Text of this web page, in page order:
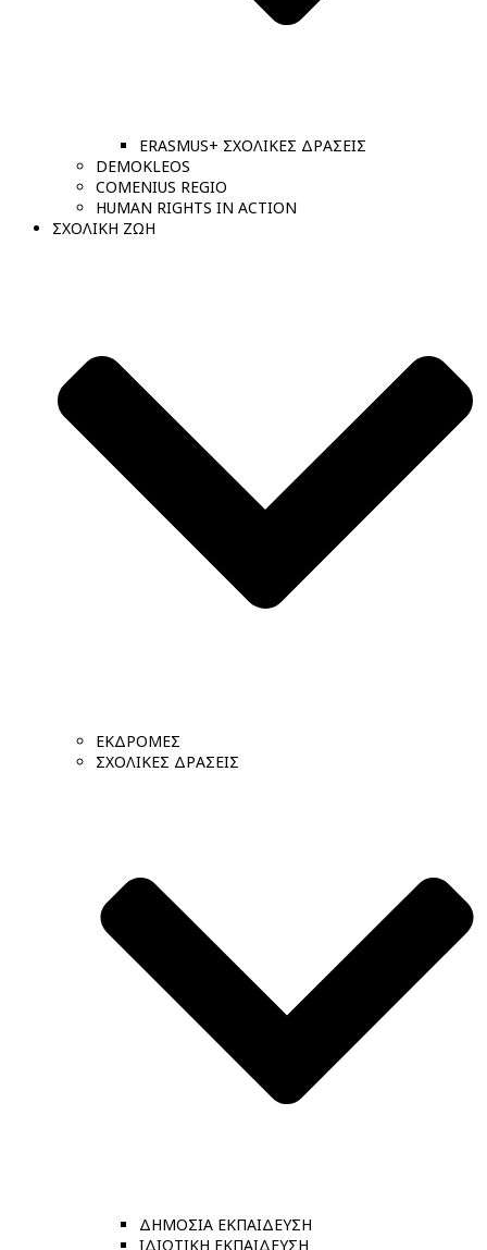
ERASMUS+ ΣΧΟΛΙΚΕΣ ΔΡΑΣΕΙΣ
DEMOKLEOS
COMENIUS REGIO
HUMAN RIGHTS IN ACTION
ΣΧΟΛΙΚΗ ΖΩΗ
ΕΚΔΡΟΜΕΣ
ΣΧΟΛΙΚΕΣ ΔΡΑΣΕΙΣ
ΔΗΜΟΣΙΑ ΕΚΠΑΙΔΕΥΣΗ
ΙΔΙΩΤΙΚΗ ΕΚΠΑΙΔΕΥΣΗ